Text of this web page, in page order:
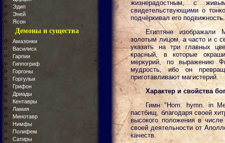
Эдип
Эней
Ясон
Демоны и существа
Амазонки
Василиск
Гарпии
Гиппогриф
Горгоны
Горгульи
Грифон
Дриады
Кентавры
Ламия
Минотавр
Нимфы
Полифем
Сатиры
жизнерадостным, с
свидетельствующими о
подчёркивал его подвижность.
Египтяне изображали
золотым лицом, а часто и с
указать на три главных
красный, в которые
меркурий, по выражению
мудрость, ибо он
приготавливают магистерий.
Характер и свойства
Гимн "Hom. hymn. in
пастбищ, благодаря своей
высокого положения в числе
своей деятельности от
качеств.